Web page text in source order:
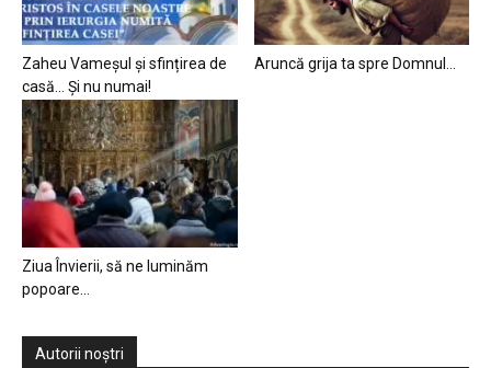
Zaheu Vameșul și sfințirea de
casă… Și nu numai!
Aruncă grija ta spre Domnul…
Ziua Învierii, să ne luminăm
popoare…
Autorii noștri